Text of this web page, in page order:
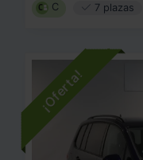
C 7 plazas